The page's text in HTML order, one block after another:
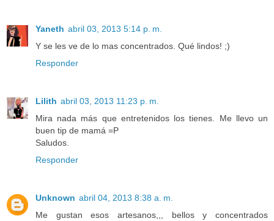
Yaneth abril 03, 2013 5:14 p. m.
Y se les ve de lo mas concentrados. Qué lindos! ;)
Responder
Lilith abril 03, 2013 11:23 p. m.
Mira nada más que entretenidos los tienes. Me llevo un
buen tip de mamá =P
Saludos.
Responder
Unknown abril 04, 2013 8:38 a. m.
Me gustan esos artesanos,,, bellos y concentrados